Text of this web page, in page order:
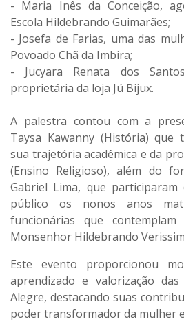
- Maria Inês da Conceição,
Escola Hildebrando Guimarães;
- Josefa de Farias, uma das
Povoado Chã da Imbira;
- Jucyara Renata dos
proprietária da loja Jú Bijux.
A palestra contou com a
Taysa Kawanny (História) que
sua trajetória acadêmica e da
(Ensino Religioso), além do
Gabriel Lima, que
público os nonos anos
funcionárias que
Monsenhor Hildebrando
Este evento proporcionou
aprendizado e valorização
Alegre, destacando suas
poder transformador da mulher